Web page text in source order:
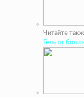
Читайте
Гель от боли